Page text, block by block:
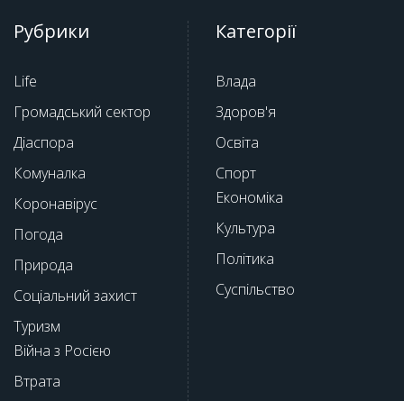
Рубрики
Life
Громадський сектор
Діаспора
Комуналка
Коронавірус
Погода
Природа
Соціальний захист
Туризм
Війна з Росією
Втрата
Категорії
Влада
Здоров'я
Освіта
Спорт
Економіка
Культура
Політика
Суспільство